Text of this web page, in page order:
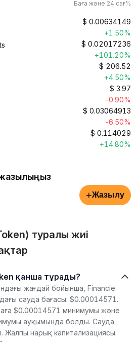
Баға және 24 сағ%
$ 0.00634149
+1.50%
$ 0.02017236
+101.20%
$ 206.52
+4.50%
$ 3.97
-0.90%
$ 0.03064913
-6.50%
$ 0.114029
+14.80%
жазылыңыз
+Жазылу
туралы жиі
қанша тұрады?
жағдай бойынша, Financie
сауда бағасы: $0.00014571.
$0.00014571 минимумы және
ауқымында болды. Сауда
Жалпы нарық капитализациясы: